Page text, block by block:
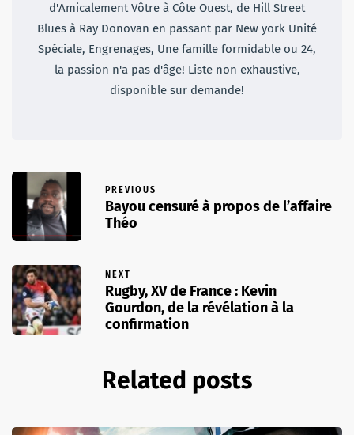
d'Amicalement Vôtre à Côte Ouest, de Hill Street
Blues à Ray Donovan en passant par New york Unité
Spéciale, Engrenages, Une famille formidable ou 24,
la passion n'a pas d'âge! Liste non exhaustive,
disponible sur demande!
PREVIOUS
Bayou censuré à propos de l’affaire
Théo
NEXT
Rugby, XV de France : Kevin
Gourdon, de la révélation à la
confirmation
Related posts